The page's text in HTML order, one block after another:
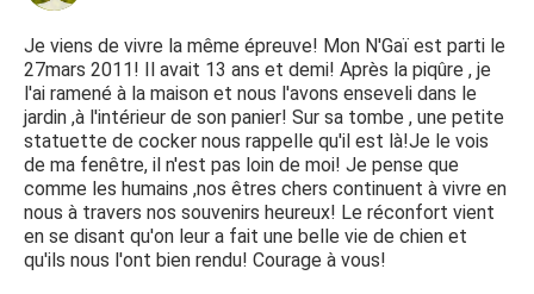
Je viens de vivre la même épreuve! Mon N'Gaï est parti le
27mars 2011! Il avait 13 ans et demi! Après la piqûre , je
l'ai ramené à la maison et nous l'avons enseveli dans le
jardin ,à l'intérieur de son panier! Sur sa tombe , une petite
statuette de cocker nous rappelle qu'il est là!Je le vois
de ma fenêtre, il n'est pas loin de moi! Je pense que
comme les humains ,nos êtres chers continuent à vivre en
nous à travers nos souvenirs heureux! Le réconfort vient
en se disant qu'on leur a fait une belle vie de chien et
qu'ils nous l'ont bien rendu! Courage à vous!